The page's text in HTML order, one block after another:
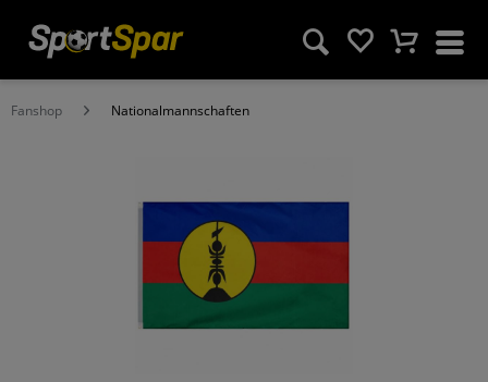
Fanshop Nationalmannschaften